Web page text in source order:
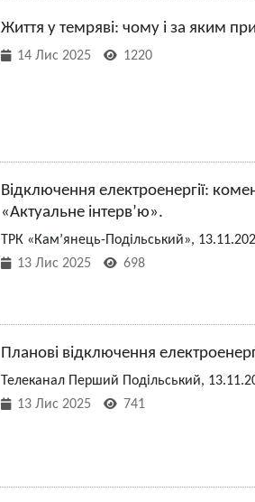
Життя у темряві: чому і за яким
14 Лис 2025 1220
Відключення електроенергії:
«Актуальне інтерв’ю».
ТРК «Кам’янець-Подільський»,
13 Лис 2025
698
Планові відключення
Телеканал Перший Подільський,
13 Лис 2025
741